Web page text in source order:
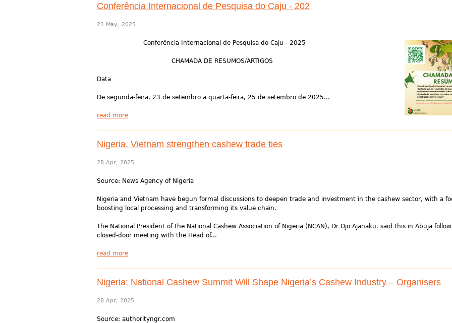
Conferência Internacional de Pesquisa do Caju - 202
21 May, 2025
Conferência Internacional de Pesquisa do Caju - 2025
CHAMADA DE RESUMOS/ARTIGOS
Data
De segunda-feira, 23 de setembro a quarta-feira, 25 de setembro de 2025...
read more
Nigeria, Vietnam strengthen cashew trade ties
28 Apr, 2025
Source: News Agency of Nigeria
Nigeria and Vietnam have begun formal discussions to deepen trade and investment in the cashew sector, with a
boosting local processing and transforming its value chain.
The National President of the National Cashew Association of Nigeria (NCAN), Dr Ojo Ajanaku. said this in Abuja
closed-door meeting with the Head of...
read more
Nigeria: National Cashew Summit Will Shape Nigeria’s Cashew Industry – Organisers
28 Apr, 2025
Source: authorityngr.com